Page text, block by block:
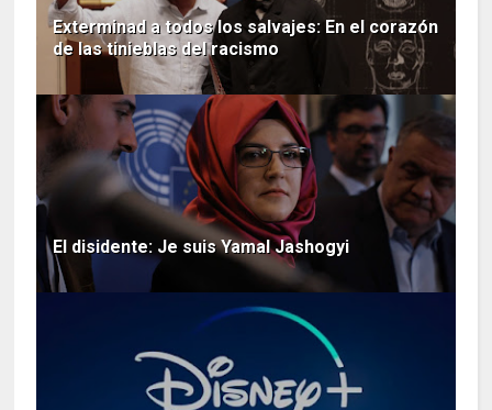
Exterminad a todos los salvajes: En el corazón
de las tinieblas del racismo
El disidente: Je suis Yamal Jashogyi